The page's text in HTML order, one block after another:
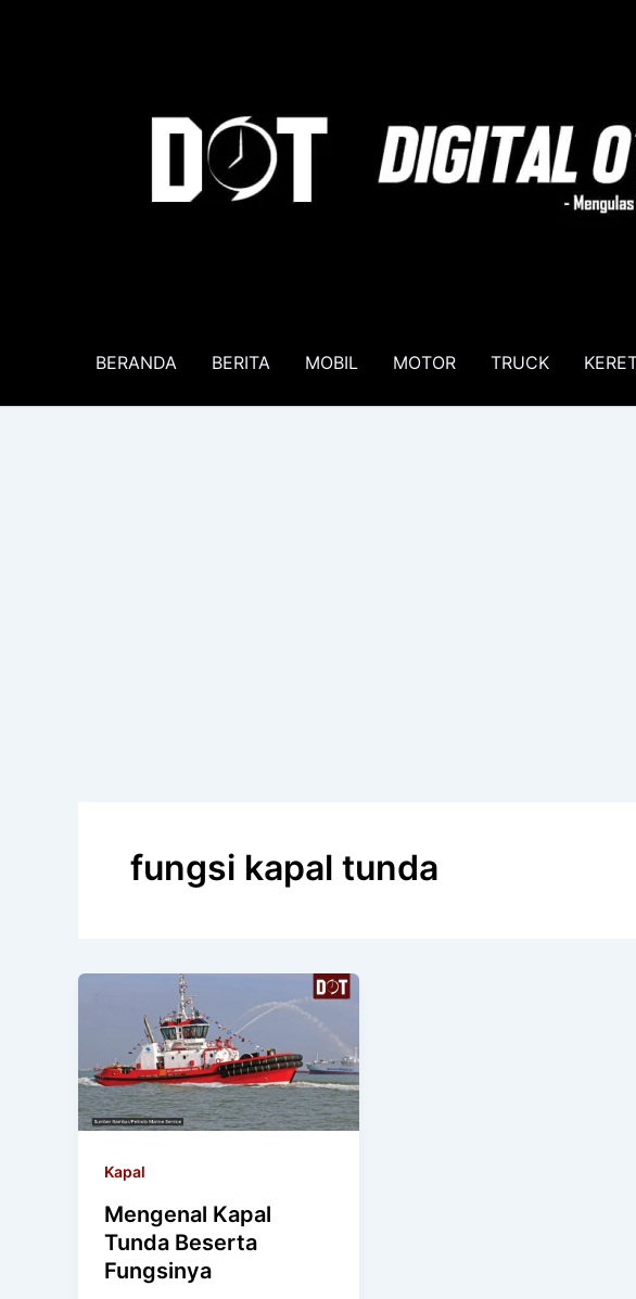
BERANDA BERITA MOBIL MOTOR TRUCK
fungsi kapal tunda
Kapal
Mengenal Kapal
Tunda Beserta
Fungsinya